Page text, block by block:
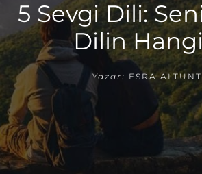
5 Sevgi Dili:
Dilin
Yazar: ESRA